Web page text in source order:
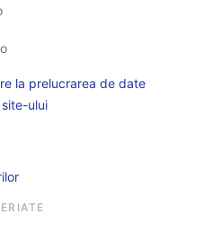
la prelucrarea de date
ului